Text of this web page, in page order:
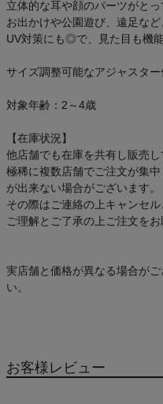
立体的な耳や顔のパーツがと
お出かけや公園遊び、遠足な
UV対策にも◎で、見た目も機
サイズ調整可能なアジャスター
対象年齢：2～4歳
【在庫状況】
他店舗でも在庫を共有し販売し
極稀に複数店舗でご注文が集
が出来ない場合がございます。
その際はご連絡の上キャンセ
ご理解とご了承の上ご注文をお
実店舗と価格が異なる場合が
い。
お客様レビュー